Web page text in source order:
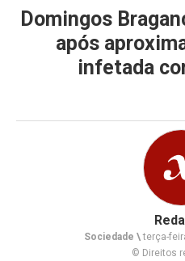
Domingos
após
infetada
Sociedade \terça-
© Direitos